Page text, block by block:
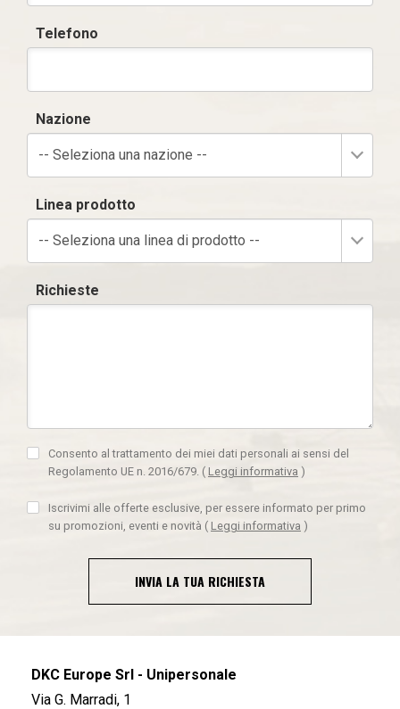
Telefono
Nazione
-- Seleziona una nazione --
Linea prodotto
-- Seleziona una linea di prodotto --
Richieste
Consento al trattamento dei miei dati personali ai sensi del
Regolamento UE n. 2016/679. ( Leggi informativa )
Iscrivimi alle offerte esclusive, per essere informato per primo
su promozioni, eventi e novità ( Leggi informativa )
INVIA LA TUA RICHIESTA
DKC Europe Srl - Unipersonale
Via G. Marradi, 1